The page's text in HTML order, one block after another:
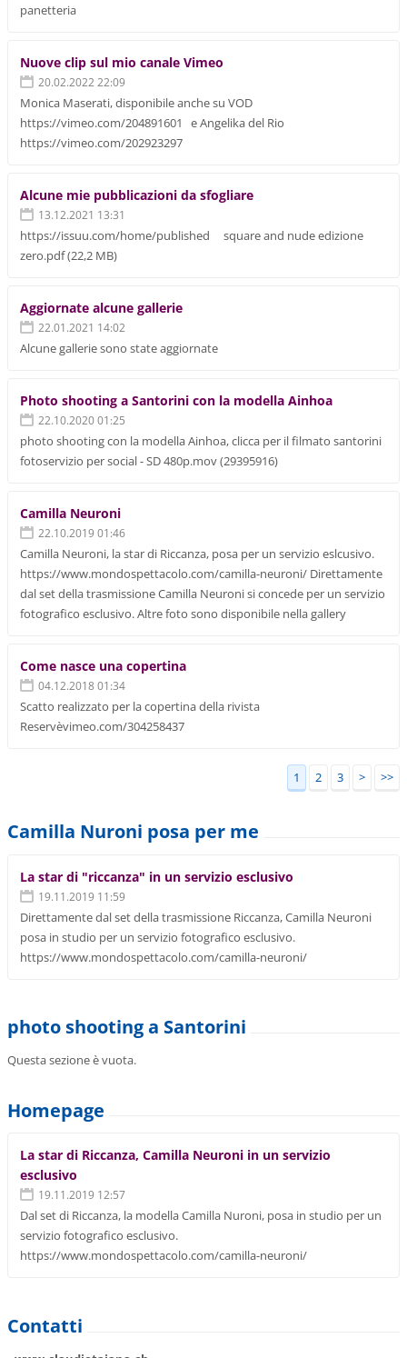
panetteria
Nuove clip sul mio canale Vimeo
20.02.2022 22:09
Monica Maserati, disponibile anche su VOD
https://vimeo.com/204891601 e Angelika del Rio
https://vimeo.com/202923297
Alcune mie pubblicazioni da sfogliare
13.12.2021 13:31
https://issuu.com/home/published square and nude edizione
zero.pdf (22,2 MB)
Aggiornate alcune gallerie
22.01.2021 14:02
Alcune gallerie sono state aggiornate
Photo shooting a Santorini con la modella Ainhoa
22.10.2020 01:25
photo shooting con la modella Ainhoa, clicca per il filmato santorini
fotoservizio per social - SD 480p.mov (29395916)
Camilla Neuroni
22.10.2019 01:46
Camilla Neuroni, la star di Riccanza, posa per un servizio eslcusivo.
https://www.mondospettacolo.com/camilla-neuroni/ Direttamente
dal set della trasmissione Camilla Neuroni si concede per un servizio
fotografico esclusivo. Altre foto sono disponibile nella gallery
Come nasce una copertina
04.12.2018 01:34
Scatto realizzato per la copertina della rivista
Reservèvimeo.com/304258437
1 2 3 > >>
Camilla Nuroni posa per me
La star di "riccanza" in un servizio esclusivo
19.11.2019 11:59
Direttamente dal set della trasmissione Riccanza, Camilla Neuroni
posa in studio per un servizio fotografico esclusivo.
https://www.mondospettacolo.com/camilla-neuroni/
photo shooting a Santorini
Questa sezione è vuota.
Homepage
La star di Riccanza, Camilla Neuroni in un servizio
esclusivo
19.11.2019 12:57
Dal set di Riccanza, la modella Camilla Nuroni, posa in studio per un
servizio fotografico esclusivo.
https://www.mondospettacolo.com/camilla-neuroni/
Contatti